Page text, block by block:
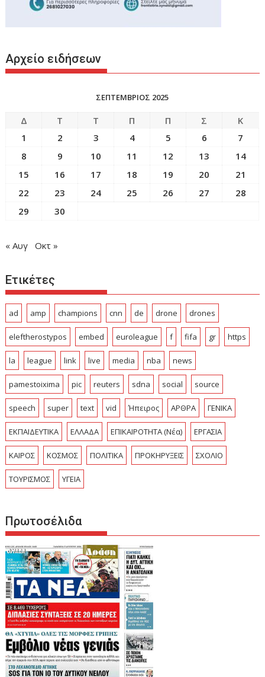
Αρχείο ειδήσεων
ΣΕΠΤΕΜΒΡΙΟΣ 2025
Δ Τ Τ Π Π Σ
Κ
1
2 3 4 5 6
7
8
9 10 11 12 13
14
15
16 17 18 19 20
21
22
23 24 25 26 27
28
29
30
« Αυγ Οκτ »
Ετικέτες
ad amp champions cnn de drone drones
eleftherostypos embed euroleague f fifa gr https
la league link live media nba news
pamestoixima pic reuters sdna social source
speech super text vid Ήπειρος ΑΡΘΡΑ ΓΕΝΙΚΑ
ΕΚΠΑΙΔΕΥΤΙΚΑ ΕΛΛΑΔΑ ΕΠΙΚΑΙΡΟΤΗΤΑ (Νέα) ΕΡΓΑΣΙΑ
ΚΑΙΡΟΣ ΚΟΣΜΟΣ ΠΟΛΙΤΙΚΑ ΠΡΟΚΗΡΥΞΕΙΣ ΣΧΟΛΙΟ
ΤΟΥΡΙΣΜΟΣ ΥΓΕΙΑ
Πρωτοσέλιδα